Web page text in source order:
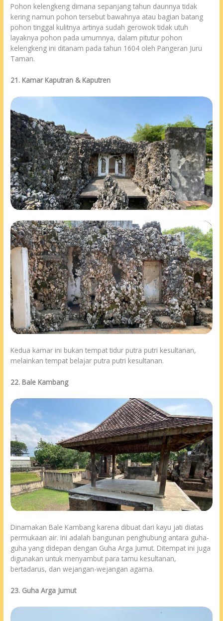
Pohon kelengkeng dimana sepanjang tahun daunnya tidak
kering namun pohon tersebut bawahnya atau bagian batang
pohon tinggal kulitnya artinya sudah gerowok tidak utuh
layaknya pohon pada umumnya, dalam pitutur pohon
kelengkeng ini ditanam pada tahun 1604 oleh Pangeran Juru
Taman.
21. Kamar Kaputran & Kaputren
Kedua kamar ini bukan tempat tidur putra putri kesultanan,
melainkan tempat belajar putra putri kesultanan.
22. Bale Kambang
Dinamakan Bale Kambang karena dibuat dari kayu jati diatas
permukaan air. Ini adalah bangunan penghubung antara guha-
guha yang didepan dengan Guha Arga Jumut. Ditempat ini juga
digunakan untuk menyambut para tamu kesultanan,
bertadarus, dan wejangan-wejangan agama.
23. Guha Arga Jumut